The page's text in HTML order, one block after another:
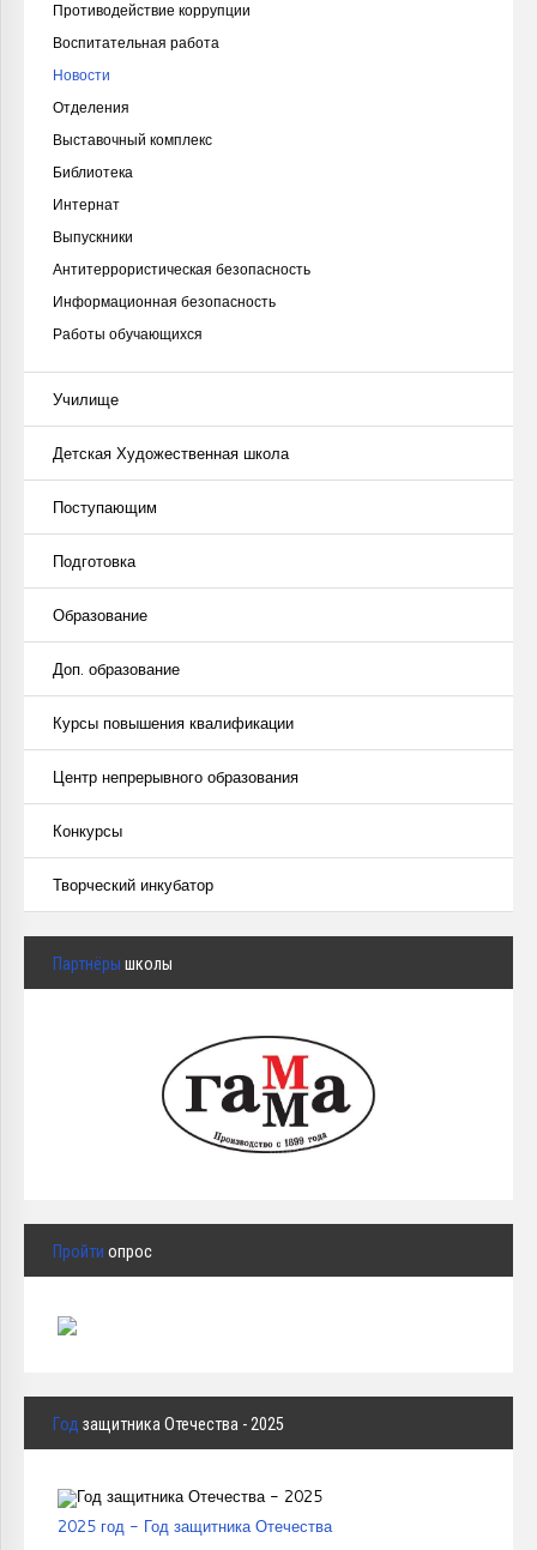
Противодействие коррупции
Воспитательная работа
Новости
Отделения
Выставочный комплекс
Библиотека
Интернат
Выпускники
Антитеррористическая безопасность
Информационная безопасность
Работы обучающихся
Училище
Детская Художественная школа
Поступающим
Подготовка
Образование
Доп. образование
Курсы повышения квалификации
Центр непрерывного образования
Конкурсы
Творческий инкубатор
Партнёры школы
Пройти опрос
Год защитника Отечества - 2025
2025 год - Год защитника Отечества